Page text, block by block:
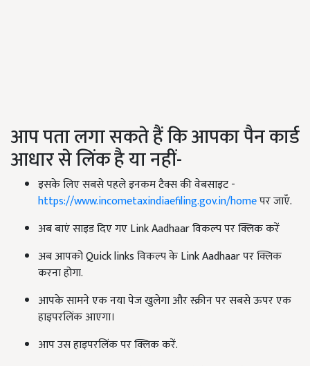
आप पता लगा सकते हैं कि आपका पैन कार्ड
आधार से लिंक है या नहीं-
इसके लिए सबसे पहले इनकम टैक्स की वेबसाइट -
https://www.incometaxindiaefiling.gov.in/homeपर जाएँ.
अब बाएं साइड दिए गए Link Aadhaar विकल्प पर क्लिक करें
अब आपको Quick links विकल्प के Link Aadhaar पर क्लिक
करना होगा.
आपके सामने एक नया पेज खुलेगा और स्क्रीन पर सबसे ऊपर एक
हाइपरलिंक आएगा।
आप उस हाइपरलिंक पर क्लिक करें.